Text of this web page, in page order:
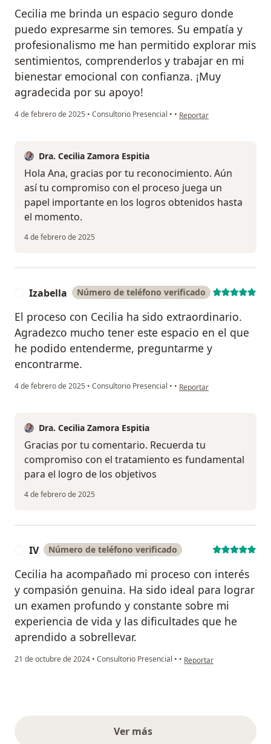
Cecilia me brinda un espacio seguro donde
puedo expresarme sin temores. Su empatía y
profesionalismo me han permitido explorar mis
sentimientos, comprenderlos y trabajar en mi
bienestar emocional con confianza. ¡Muy
agradecida por su apoyo!
4 de febrero de 2025 • Consultorio Presencial • • en opinión del usuario Ana
Reportar
Dra. Cecilia Zamora Espitia
Hola Ana, gracias por tu reconocimiento. Aún
así tu compromiso con el proceso juega un
papel importante en los logros obtenidos hasta
el momento.
4 de febrero de 2025
Izabella Número de teléfono verificado
El proceso con Cecilia ha sido extraordinario.
Agradezco mucho tener este espacio en el que
he podido entenderme, preguntarme y
encontrarme.
4 de febrero de 2025 • Consultorio Presencial • • en opinión del usuario
Reportar
Dra. Cecilia Zamora Espitia
Gracias por tu comentario. Recuerda tu
compromiso con el tratamiento es fundamental
para el logro de los objetivos
4 de febrero de 2025
IV Número de teléfono verificado
Cecilia ha acompañado mi proceso con interés
y compasión genuina. Ha sido ideal para lograr
un examen profundo y constante sobre mi
experiencia de vida y las dificultades que he
aprendido a sobrellevar.
21 de octubre de 2024 • Consultorio Presencial • • en opinión del usuario IV
Reportar
Ver másopiniones anteriores